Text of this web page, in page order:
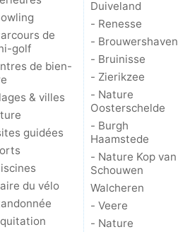
de
golf
de bien-
& villes
guidées
du vélo
Duiveland
- Renesse
- Brouwershaven
- Bruinisse
- Zierikzee
- Nature
Oosterschelde
- Burgh
Haamstede
- Nature Kop van
Schouwen
Walcheren
- Veere
- Nature